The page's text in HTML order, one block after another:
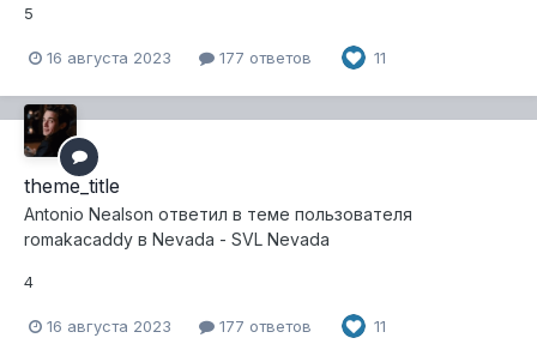
5
16 августа 2023 177 ответов 11
theme_title
Antonio Nealson ответил в теме пользователя
romakacaddy в Nevada - SVL Nevada
4
16 августа 2023 177 ответов 11